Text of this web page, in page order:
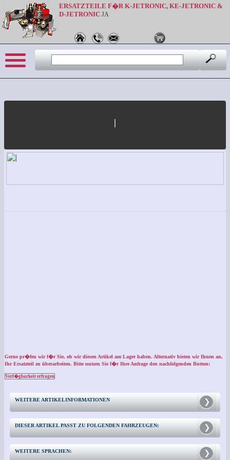
ERSATZTEILE F�R K-JETRONIC, KE-JETRONIC &
D-JETRONIC JA
|
Gerne pr�fen wir f�r Sie, ob wir diesen Artikel am Lager haben. Alternativ bieten wir Ihnen an,
Ihr Ersatzteil zu überarbeiten. Bitte nutzen Sie f�r Ihre Anfrage den nachfolgenden Button:
Verf�gbarkeit erfragen
WEITERE ARTIKELINFORMATIONEN
DIESER ARTIKEL PASST ZU FOLGENDEN FAHRZEUGEN:
WEITERE SPRACHEN: